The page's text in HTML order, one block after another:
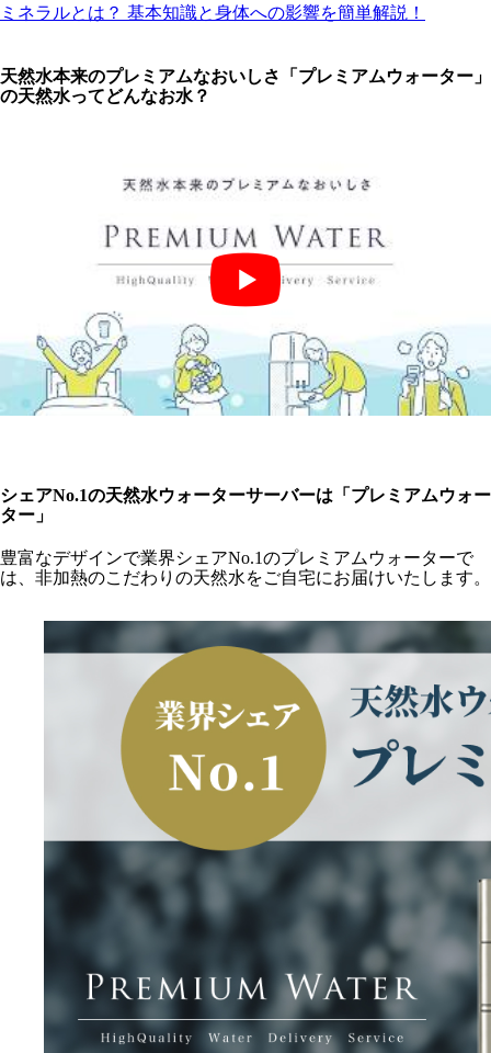
ミネラルとは？ 基本知識と身体への影響を簡単解説！
天然水本来のプレミアムなおいしさ「プレミアムウォーター」
の天然水ってどんなお水？
シェアNo.1の天然水ウォーターサーバーは「プレミアムウォー
ター」
豊富なデザインで業界シェアNo.1のプレミアムウォーターで
は、非加熱のこだわりの天然水をご自宅にお届けいたします。